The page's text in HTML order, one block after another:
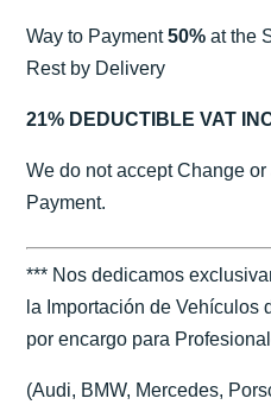
Way to Payment50% at the
Rest by Delivery
21% DEDUCTIBLE VAT
We do not accept Change
Payment.
*** Nos dedicamos
la Importación de Vehículos
por encargo para
(Audi, BMW, Mercedes,